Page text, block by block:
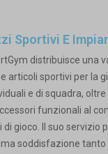
Sportivi E
distribuisce una
articoli sportivi per la
e di squadra,
funzionali al
di gioco. Il suo servizio
soddisfazione tanto